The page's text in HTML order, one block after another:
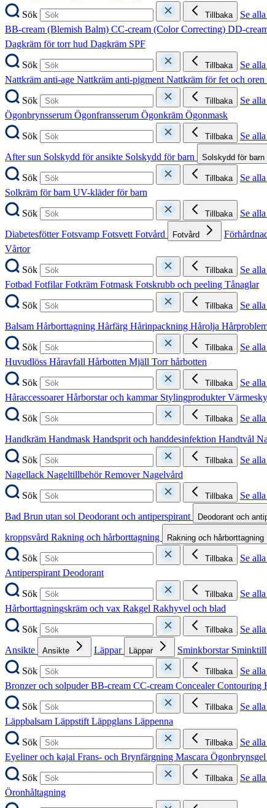
Sök
Tillbaka
Se
BB-cream (Blemish Balm) CC-cream (Color Correcting) DD-
Dagkräm för torr hud Dagkräm SPF
Sök
Tillbaka
Se
Nattkräm anti-age Nattkräm anti-pigment Nattkräm för fet och oren
Sök
Tillbaka
Se
Ögonbrynsserum Ögonfransserum Ögonkräm Ögonmask
Sök
Tillbaka
Se
After sun Solskydd för ansikte Solskydd för barn Solskydd för barn
Sök
Tillbaka
Se
Solkräm för barn UV-kläder för barn
Sök
Tillbaka
Se
DiabetesfötterFotsvamp Fotsvett Fotvård Fotvård
Vårtor
Sök
Tillbaka
Se
Fotbad FotfilarFotkräm Fotmask Fotskrubb och peeling Tånaglar
Sök
Tillbaka
Se
Balsam Hårborttagning Hårfärg Hårinpackning Hårolja
Sök
Tillbaka
Se
Huvudlöss Håravfall Hårbotten Mjäll Torr hårbotten
Sök
Tillbaka
Se
HåraccessoarerHårborstar och kammar Stylingprodukter
Sök
Tillbaka
Se
Handkräm Handmask Handsprit och handdesinfektion Handtvål
Sök
Tillbaka
Se
Nagellack NageltillbehörRemoverNagelvård
Sök
Tillbaka
Se
Bad Brun utan sol Deodorant och antiperspirant Deodorant och
kroppsvård Rakning och hårborttagning Rakning och hårborttagning
Sök
Tillbaka
Se
Antiperspirant Deodorant
Sök
Tillbaka
Se
Hårborttagningskräm och vax Rakgel Rakhyvel och blad
Sök
Tillbaka
Se
Ansikte
Ansikte Läppar Läppar Sminkborstar
Sök Tillbaka
Se
Bronzer och solpuderBB-cream CC-cream ConcealerContouring
Sök
Tillbaka
Se
Läppbalsam Läppstift Läppglans Läppenna
Sök
Tillbaka
Se
Eyeliner och kajal Frans- och Brynfärgning Mascara Ögonbrynsgel
Sök
Tillbaka
Se
Öronhåltagning